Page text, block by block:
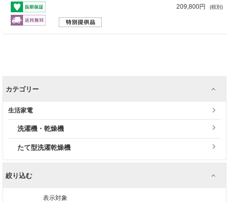
209,800円 (税別)
カテゴリー
生活家電
洗濯機・乾燥機
たて型洗濯乾燥機
絞り込む
表示対象